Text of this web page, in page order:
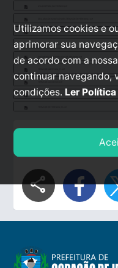
DECLARAO_MINUTA_PADRO_AVISO_DE_CONTRATAO.pdf
DESPACHO_DE_AUTORIZAO_28.pdf
DOCUMENTO_DE_FORMALIZAO_DE_DEMANDA.pdf
TERMO_DE_HOMOLOGAO.pdf
COMPARTILHAR
share
Utilizamos cookies e
aprimorar sua
de acordo com a
continuar navegando,
condições.Ler